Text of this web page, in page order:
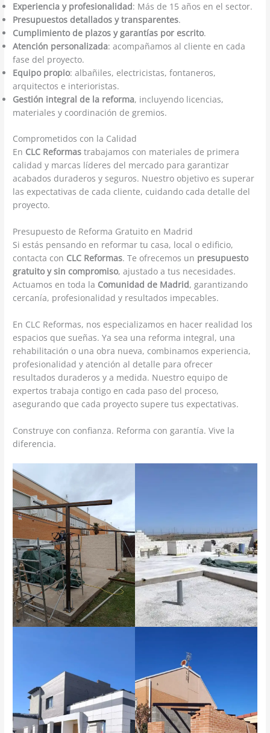
Experiencia y profesionalidad: Más de 15 años en el sector.
Presupuestos detallados y transparentes.
Cumplimiento de plazos y garantías por escrito.
Atención personalizada: acompañamos al cliente en cada
fase del proyecto.
Equipo propio: albañiles, electricistas, fontaneros,
arquitectos e interioristas.
Gestión integral de la reforma, incluyendo licencias,
materiales y coordinación de gremios.
Comprometidos con la Calidad
En CLC Reformas trabajamos con materiales de primera
calidad y marcas líderes del mercado para garantizar
acabados duraderos y seguros. Nuestro objetivo es superar
las expectativas de cada cliente, cuidando cada detalle del
proyecto.
Presupuesto de Reforma Gratuito en Madrid
Si estás pensando en reformar tu casa, local o edificio,
contacta con CLC Reformas. Te ofrecemos un presupuesto
gratuito y sin compromiso, ajustado a tus necesidades.
Actuamos en toda la Comunidad de Madrid, garantizando
cercanía, profesionalidad y resultados impecables.
En CLC Reformas, nos especializamos en hacer realidad los
espacios que sueñas. Ya sea una reforma integral, una
rehabilitación o una obra nueva, combinamos experiencia,
profesionalidad y atención al detalle para ofrecer
resultados duraderos y a medida. Nuestro equipo de
expertos trabaja contigo en cada paso del proceso,
asegurando que cada proyecto supere tus expectativas.
Construye con confianza. Reforma con garantía. Vive la
diferencia.